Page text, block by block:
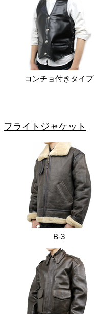
コンチョ付きタイプ
フライトジャケット
B-3